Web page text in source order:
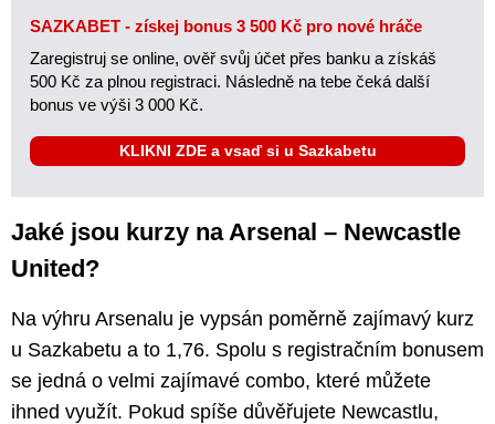
SAZKABET - získej bonus 3 500 Kč pro nové hráče
Zaregistruj se online, ověř svůj účet přes banku a získáš
500 Kč za plnou registraci. Následně na tebe čeká další
bonus ve výši 3 000 Kč.
KLIKNI ZDE a vsaď si u Sazkabetu
Jaké jsou kurzy na Arsenal – Newcastle
United?
Na výhru Arsenalu je vypsán poměrně zajímavý kurz
u Sazkabetu a to 1,76. Spolu s registračním bonusem
se jedná o velmi zajímavé combo, které můžete
ihned využít. Pokud spíše důvěřujete Newcastlu,